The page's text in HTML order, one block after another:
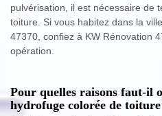
pulvérisation, il est nécessaire de
toiture. Si vous habitez dans la
47370, confiez à KW Rénovation
opération.
Pour quelles raisons faut-il
hydrofuge colorée de toiture